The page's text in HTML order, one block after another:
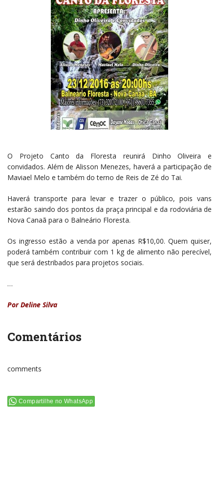
O Projeto Canto da Floresta reunirá Dinho Oliveira e
convidados. Além de Alisson Menezes, haverá a participação de
Maviael Melo e também do terno de Reis de Zé do Tai.
Haverá transporte para levar e trazer o público, pois vans
estarão saindo dos pontos da praça principal e da rodoviária de
Nova Canaã para o Balneário Floresta.
Os ingresso estão a venda por apenas R$10,00. Quem quiser,
poderá também contribuir com 1 kg de alimento não perecível,
que será destribados para projetos sociais.
…
Por Deline Silva
Comentários
comments
Compartilhe no WhatsApp